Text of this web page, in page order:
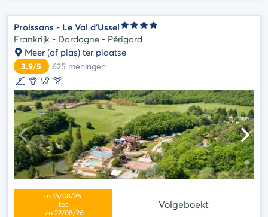
Proissans - Le Val d'Ussel
Frankrijk - Dordogne - Périgord
Meer (of plas) ter plaatse
3.9/5 625 meningen
Volgeboekt